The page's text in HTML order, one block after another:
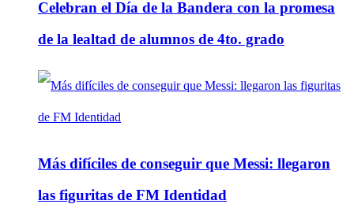
Celebran el Día de la Bandera con la promesa
de la lealtad de alumnos de 4to. grado
Más difíciles de conseguir que Messi: llegaron
las figuritas de FM Identidad